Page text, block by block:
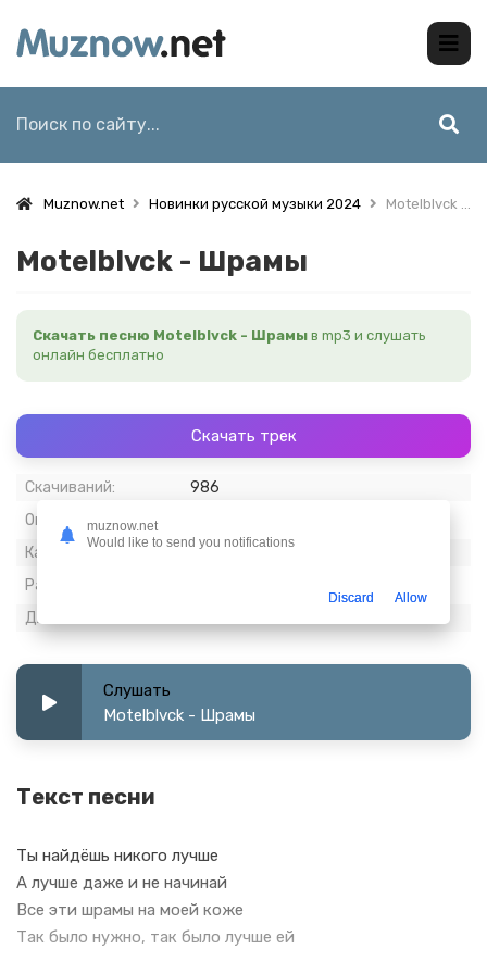
Muznow.net Новинки русской музыки 2024 Motelblvck - Шрамы
Motelblvck - Шрамы
Скачать песню Motelblvck - Шрамы в mp3 и слушать
онлайн бесплатно
Скачать трек
Скачиваний:
986
Опубликовано:
Качество:
320 kbps, Stereo
Размер:
Длительность:
Слушать
Motelblvck - Шрамы
Текст песни
Ты найдёшь никого лучше
А лучше даже и не начинай
Все эти шрамы на моей коже
Так было нужно, так было лучше ей
muznow.net
Would like to send you notifications
Discard Allow